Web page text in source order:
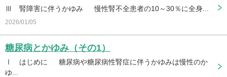
Ⅲ 腎障害に伴うかゆみ 慢性腎不全患者の10～30％に全身...
2026/01/05
糖尿病とかゆみ（その1）
Ⅰ はじめに 糖尿病や糖尿病性腎症に伴うかゆみは慢性のか
ゆ...